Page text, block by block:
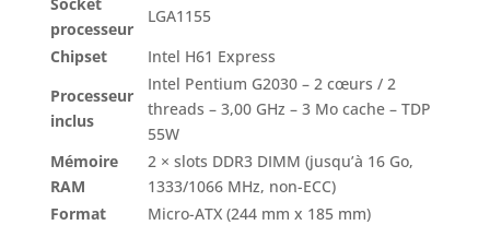
processeur
LGA1155
Chipset
Intel H61 Express
Processeur
inclus
Intel Pentium G2030 – 2 cœurs / 2
threads – 3,00 GHz – 3 Mo cache – TDP
55W
Mémoire
RAM
2 × slots DDR3 DIMM (jusqu’à 16 Go,
1333/1066 MHz, non-ECC)
Format
Micro-ATX (244 mm x 185 mm)